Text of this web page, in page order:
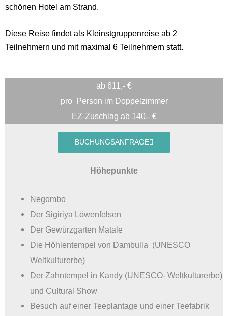
schönen Hotel am Strand.
Diese Reise findet als Kleinstgruppenreise ab 2
Teilnehmern und mit maximal 6 Teilnehmern statt.
ab 611,- €
pro
Person im Doppelzimmer
EZ-Zuschlag ab 140,- €
BUCHUNGSANFRAGE
Höhepunkte
Negombo
Der Sigiriya Löwenfelsen
Der Gewürzgarten Matale
Die Höhlentempel von Dambulla (UNESCO
Weltkulturerbe)
Der Zahntempel in Kandy (UNESCO- Weltkulturerbe)
und Cultural Show
Besuch auf einer Teeplantage und einer Teefabrik